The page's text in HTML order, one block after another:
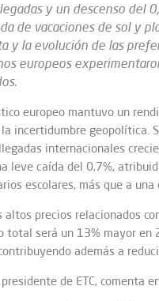
y un descenso del
de vacaciones de sol y
y la evolución de las
europeos
europeo mantuvo un
incertidumbre geopolítica.
internacionales
leve caída del 0,7%,
escolares, más que a
altos precios relacionados
total será un 13% mayor en
además a
de ETC, comenta